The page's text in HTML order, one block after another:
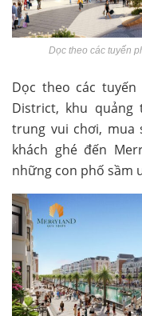
Dọc theo các tuyến
Dọc theo các
District, khu
trung vui chơi, mua
khách ghé đến
những con phố sầm